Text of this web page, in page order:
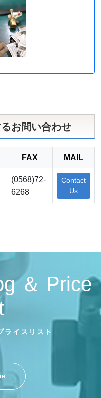
お問い合わせ
FAX MAIL
(0568)72-
6268
Contact
Us
＆ Price
ライスリスト